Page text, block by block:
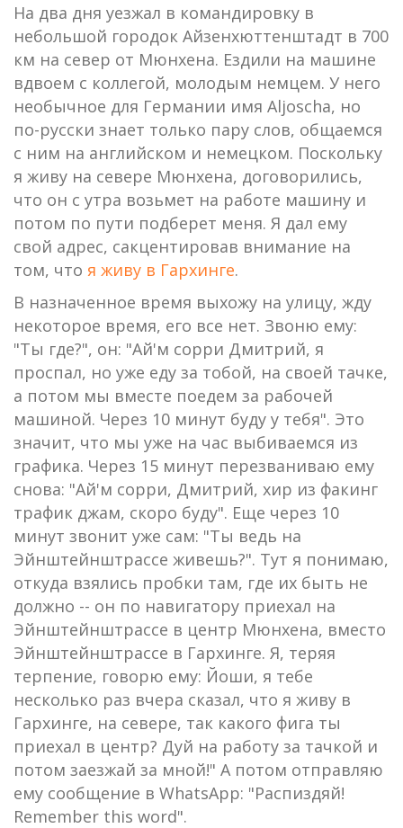
На два дня уезжал в командировку в
небольшой городок Айзенхюттенштадт в 700
км на север от Мюнхена. Ездили на машине
вдвоем с коллегой, молодым немцем. У него
необычное для Германии имя Aljoscha, но
по-русски знает только пару слов, общаемся
с ним на английском и немецком. Поскольку
я живу на севере Мюнхена, договорились,
что он с утра возьмет на работе машину и
потом по пути подберет меня. Я дал ему
свой адрес, сакцентировав внимание на
том, что я живу в Гархинге.
В назначенное время выхожу на улицу, жду
некоторое время, его все нет. Звоню ему:
"Ты где?", он: "Ай'м сорри Дмитрий, я
проспал, но уже еду за тобой, на своей тачке,
а потом мы вместе поедем за рабочей
машиной. Через 10 минут буду у тебя". Это
значит, что мы уже на час выбиваемся из
графика. Через 15 минут перезваниваю ему
снова: "Ай'м сорри, Дмитрий, хир из факинг
трафик джам, скоро буду". Еще через 10
минут звонит уже сам: "Ты ведь на
Эйнштейнштрассе живешь?". Тут я понимаю,
откуда взялись пробки там, где их быть не
должно -- он по навигатору приехал на
Эйнштейнштрассе в центр Мюнхена, вместо
Эйнштейнштрассе в Гархинге. Я, теряя
терпение, говорю ему: Йоши, я тебе
несколько раз вчера сказал, что я живу в
Гархинге, на севере, так какого фига ты
приехал в центр? Дуй на работу за тачкой и
потом заезжай за мной!" А потом отправляю
ему сообщение в WhatsApp: "Распиздяй!
Remember this word".